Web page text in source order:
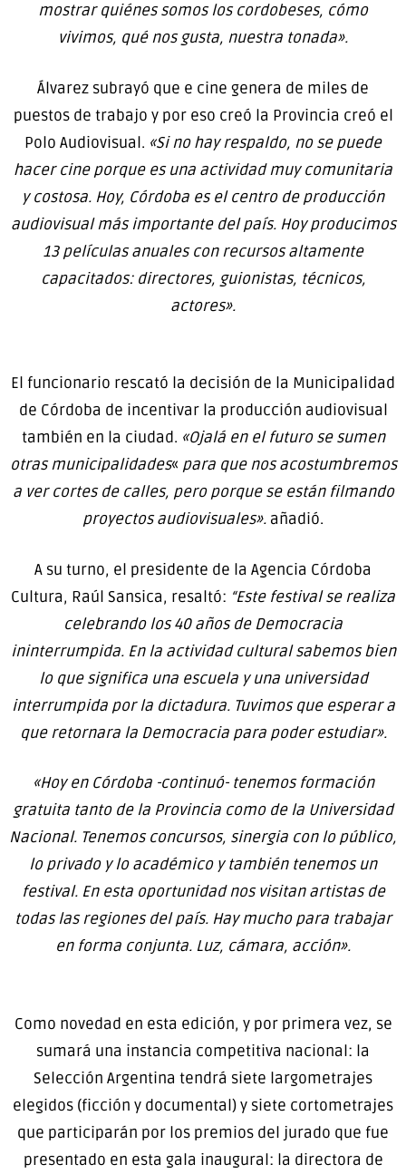
mostrar quiénes somos los cordobeses, cómo
vivimos, qué nos gusta, nuestra tonada».
Álvarez subrayó que e cine genera de miles de
puestos de trabajo y por eso creó la Provincia creó el
Polo Audiovisual. «Si no hay respaldo, no se puede
hacer cine porque es una actividad muy comunitaria
y costosa. Hoy, Córdoba es el centro de producción
audiovisual más importante del país. Hoy producimos
13 películas anuales con recursos altamente
capacitados: directores, guionistas, técnicos,
actores».
El funcionario rescató la decisión de la Municipalidad
de Córdoba de incentivar la producción audiovisual
también en la ciudad. «Ojalá en el futuro se sumen
otras municipalidades« para que nos acostumbremos
a ver cortes de calles, pero porque se están filmando
proyectos audiovisuales». añadió.
A su turno, el presidente de la Agencia Córdoba
Cultura, Raúl Sansica, resaltó: “Este festival se realiza
celebrando los 40 años de Democracia
ininterrumpida. En la actividad cultural sabemos bien
lo que significa una escuela y una universidad
interrumpida por la dictadura. Tuvimos que esperar a
que retornara la Democracia para poder estudiar».
«Hoy en Córdoba -continuó- tenemos formación
gratuita tanto de la Provincia como de la Universidad
Nacional. Tenemos concursos, sinergia con lo público,
lo privado y lo académico y también tenemos un
festival. En esta oportunidad nos visitan artistas de
todas las regiones del país. Hay mucho para trabajar
en forma conjunta. Luz, cámara, acción».
Como novedad en esta edición, y por primera vez, se
sumará una instancia competitiva nacional: la
Selección Argentina tendrá siete largometrajes
elegidos (ficción y documental) y siete cortometrajes
que participarán por los premios del jurado que fue
presentado en esta gala inaugural: la directora de